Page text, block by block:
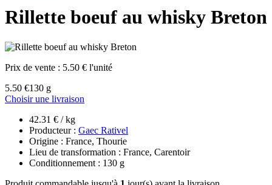
Rillette boeuf au whisky Breton
Prix de vente : 5.50 € l'unité
5.50 €130 g
Choisir une livraison
42.31 € / kg
Producteur : Gaec Rativel
Origine : France, Thourie
Lieu de transformation : France, Carentoir
Conditionnement : 130 g